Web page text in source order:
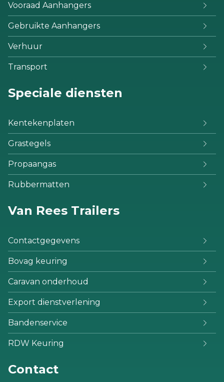
Vooraad Aanhangers
Gebruikte Aanhangers
Verhuur
Transport
Speciale diensten
Kentekenplaten
Grastegels
Propaangas
Rubbermatten
Van Rees Trailers
Contactgegevens
Bovag keuring
Caravan onderhoud
Export dienstverlening
Bandenservice
RDW Keuring
Contact